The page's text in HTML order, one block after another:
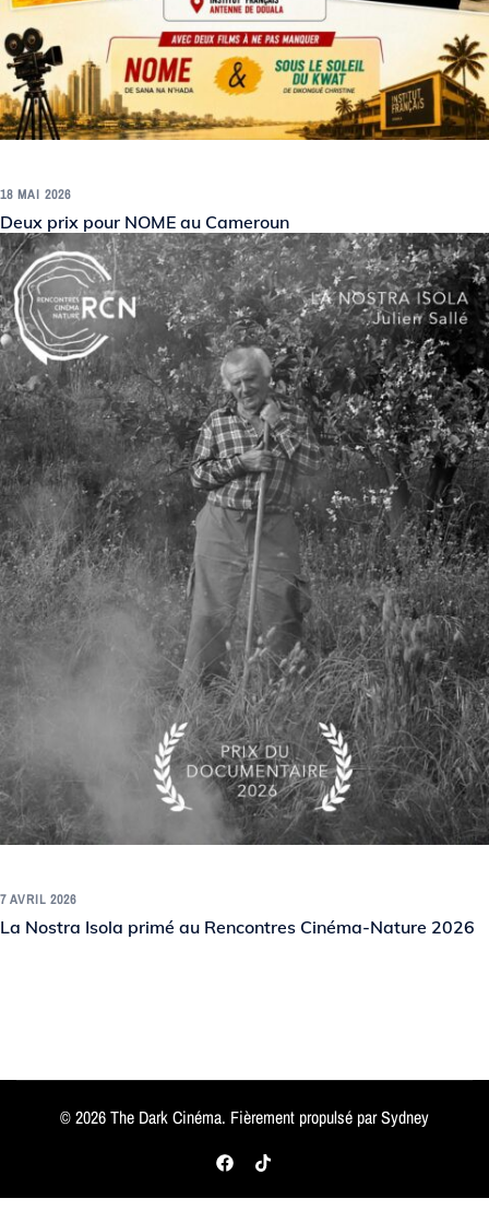
18 MAI 2026
Deux prix pour NOME au Cameroun
7 AVRIL 2026
La Nostra Isola primé au Rencontres Cinéma-Nature 2026
© 2026 The Dark Cinéma. Fièrement propulsé parSydney